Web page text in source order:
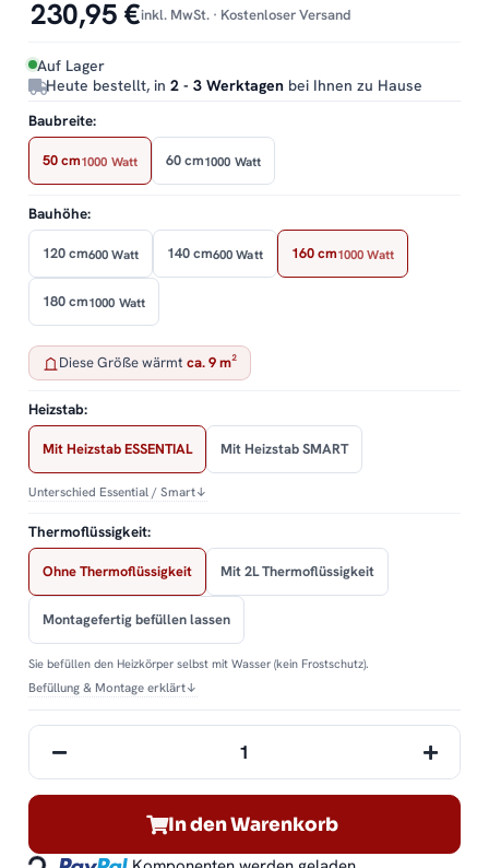
230,95 €inkl. MwSt. · Kostenloser Versand
Auf Lager
Heute bestellt, in 2 - 3 Werktagen bei Ihnen zu Hause
Baubreite:
50 cm1000 Watt 60 cm1000 Watt
Bauhöhe:
120 cm600 Watt 140 cm600 Watt 160 cm1000 Watt
180 cm1000 Watt
Diese Größe wärmt ca. 9 m²
Heizstab:
Mit Heizstab ESSENTIAL Mit Heizstab SMART
Unterschied Essential / Smart↓
Thermoflüssigkeit:
Ohne Thermoflüssigkeit Mit 2L Thermoflüssigkeit
Montagefertig befüllen lassen
Sie befüllen den Heizkörper selbst mit Wasser (kein Frostschutz).
Befüllung & Montage erklärt↓
In den Warenkorb
Loading...